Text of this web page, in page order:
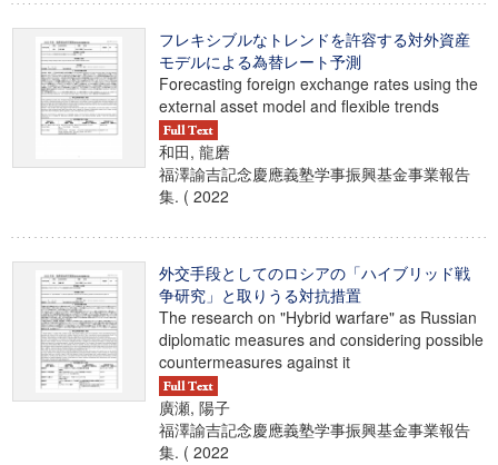
フレキシブルなトレンドを許容する対外資産
モデルによる為替レート予測
Forecasting foreign exchange rates using the
external asset model and flexible trends
和田, 龍磨
福澤諭吉記念慶應義塾学事振興基金事業報告
集. ( 2022
外交手段としてのロシアの「ハイブリッド戦
争研究」と取りうる対抗措置
The research on "Hybrid warfare" as Russian
diplomatic measures and considering possible
countermeasures against it
廣瀬, 陽子
福澤諭吉記念慶應義塾学事振興基金事業報告
集. ( 2022